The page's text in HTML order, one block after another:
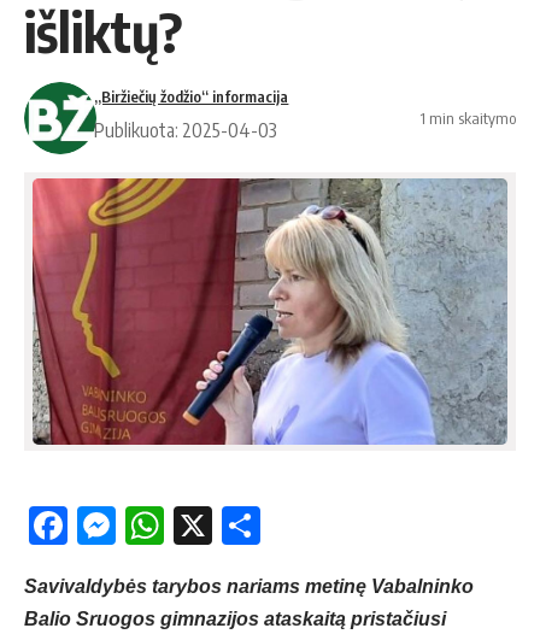
išliktų?
„Biržiečių žodžio“ informacija
Publikuota: 2025-04-03
1 min skaitymo
Facebook
Messenger
WhatsApp
X
Savivaldybės tarybos nariams metinę Vabalninko
Balio Sruogos gimnazijos ataskaitą pristačiusi